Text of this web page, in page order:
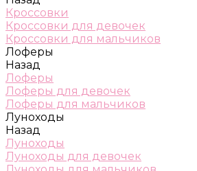
Кроссовки
Кроссовки для девочек
Кроссовки для мальчиков
Лоферы
Назад
Лоферы
Лоферы для девочек
Лоферы для мальчиков
Луноходы
Назад
Луноходы
Луноходы для девочек